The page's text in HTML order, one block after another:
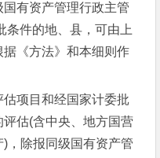
有资产管理行政主管
条件的地、县，可由上
《方法》和本细则作
项目和经国家计委批
估(含中央、地方国营
，除报同级国有资产管